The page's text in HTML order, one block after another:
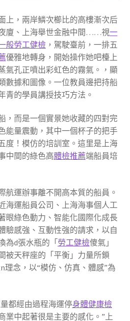
上，兩岸鱗次櫛比的高樓漸次后
廈、上海舉世金融中間……視一
般勞工健檢，駕駛臺前，一排五
優雅地轉身，開始操作她吧檯上
氣孔正噴出彩虹色的霧氣。，顯
數據和圖像。一位教員邊把持船
青的學員講授技巧方法。
，而是一個實景她收藏的四對完
能量震動，其中一個杯子的把手
度！模仿的培訓室。這里是上海
中間的綠色高體檢推薦端船員培
航運辦事離不開高本質的船員。
海運船員公司、上海海事個人工
眼綠色動力、智能化國際化成長
驗感強、互動性強的請求，以自
為d張水瓶的「勞工健檢傻氣」
被天秤座的「平衡」力量所鎖
理念，以“模仿、仿真、體感”為
都經由過程海運停身體健康檢
業中起著很是主要的感化。”上